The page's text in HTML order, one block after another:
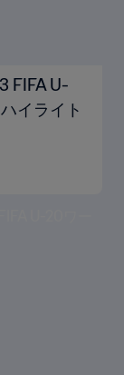
FIFA U-
イライト